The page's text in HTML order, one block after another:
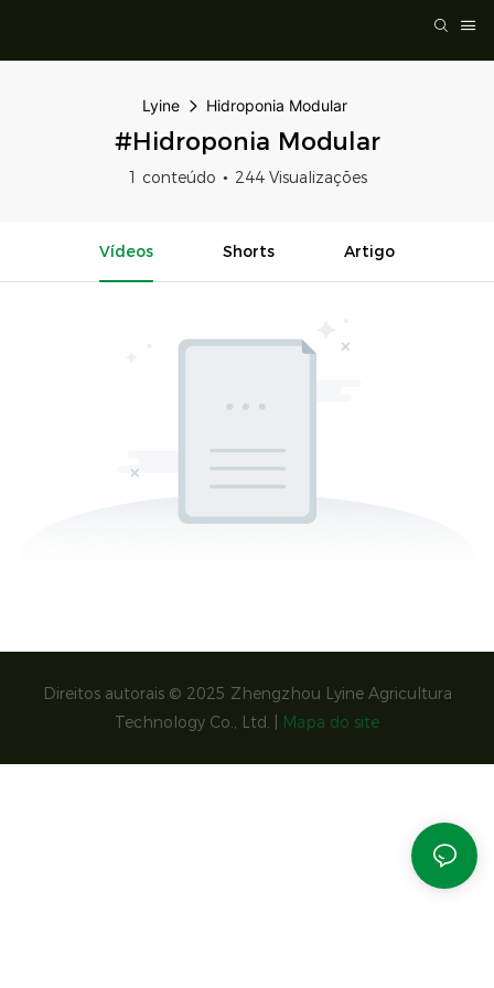
Lyine Hidroponia Modular
#Hidroponia Modular
1 conteúdo 244 Visualizações
Vídeos Shorts Artigo
Direitos autorais © 2025 Zhengzhou Lyine Agricultura
Technology Co., Ltd. |
Mapa do site